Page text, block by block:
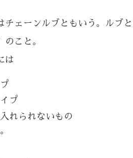
ェーンルブともいう。ルブ
こと。
は
プ
れられないもの